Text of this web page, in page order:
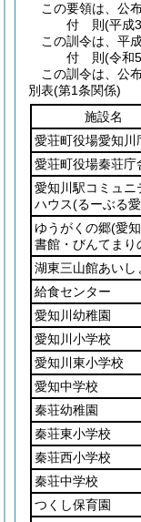
この要領は、公
付 則(平成
この訓令は、平
付 則(令和
この訓令は、公
別表(第1条関係)
施設名
愛荘町役場愛知川
愛荘町役場秦荘庁
愛知川駅コミュニ
ハウス(るーぶる
ゆうがくの郷(愛
書館・びんてまり
湖東三山館あいし
給食センター
愛知川幼稚園
愛知川小学校
愛知川東小学校
愛知中学校
秦荘幼稚園
秦荘東小学校
秦荘西小学校
秦荘中学校
つくし保育園